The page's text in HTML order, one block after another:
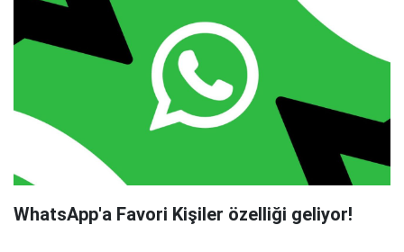
WhatsApp'a Favori Kişiler özelliği geliyor!